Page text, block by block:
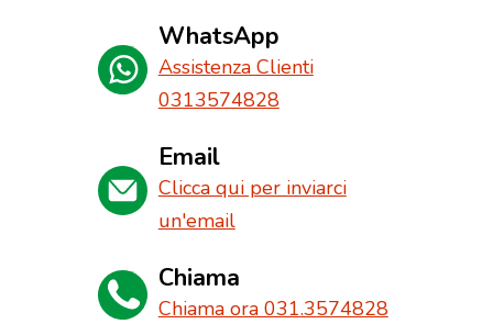
WhatsApp
Assistenza Clienti
0313574828
Email
Clicca qui per inviarci
un'email
Chiama
Chiama ora 031.3574828